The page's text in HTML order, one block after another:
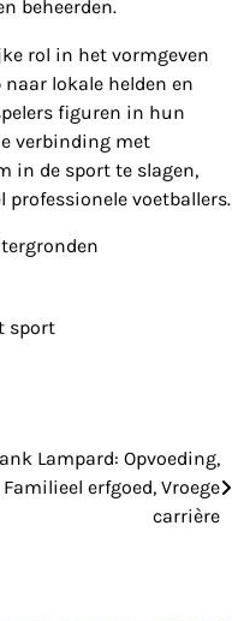
beheerden.
rol in het vormgeven
lokale helden en
figuren in hun
verbinding met
in de sport te slagen,
professionele voetballers.
sport
Lampard: Opvoeding,
Familieel erfgoed, Vroege
carrière